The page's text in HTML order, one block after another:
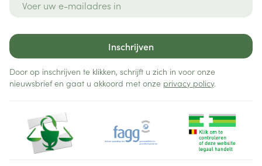
Inschrijven
Door op inschrijven te klikken, schrijft u zich in voor onze
nieuwsbrief en gaat u akkoord met onze privacy policy.